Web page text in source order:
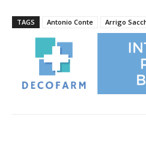
TAGS Antonio Conte Arrigo